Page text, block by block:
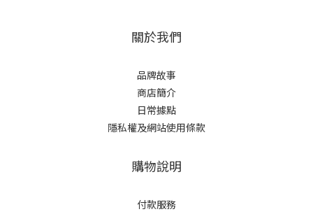
關於我們
品牌故事
商店簡介
日常據點
隱私權及網站使用條款
購物說明
付款服務